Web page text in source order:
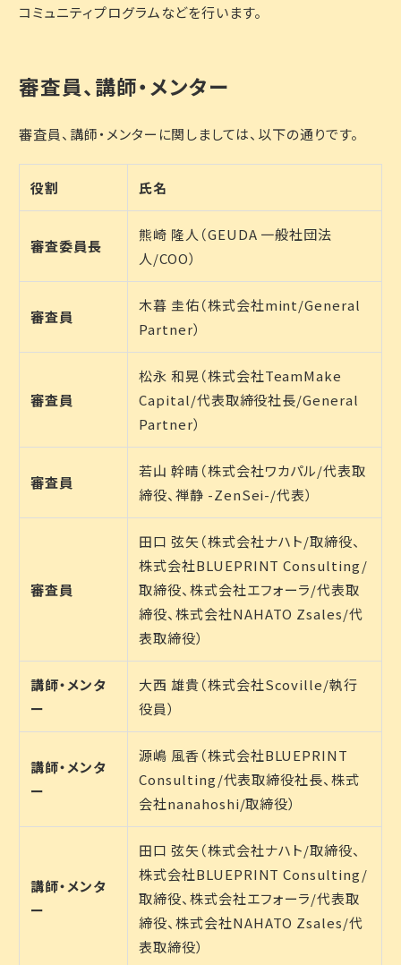
コミュニティプログラムなどを行います。
審査員、講師・メンター
審査員、講師・メンターに関しましては、以下の通りです。
役割 氏名
審査委員長
熊崎 隆人（GEUDA 一般社団法
人/COO）
審査員
木暮 圭佑（株式会社mint/General
Partner）
審査員
松永 和晃（株式会社TeamMake
Capital/代表取締役社長/General
Partner）
審査員
若山 幹晴（株式会社ワカパル/代表取
締役、禅静 -ZenSei-/代表）
審査員
田口 弦矢（株式会社ナハト/取締役、
株式会社BLUEPRINT Consulting/
取締役、株式会社エフォーラ/代表取
締役、株式会社NAHATO Zsales/代
表取締役）
講師・メンタ
ー
大西 雄貴（株式会社Scoville/執行
役員）
講師・メンタ
ー
源嶋 風香（株式会社BLUEPRINT
Consulting/代表取締役社長、株式
会社nanahoshi/取締役）
講師・メンタ
ー
田口 弦矢（株式会社ナハト/取締役、
株式会社BLUEPRINT Consulting/
取締役、株式会社エフォーラ/代表取
締役、株式会社NAHATO Zsales/代
表取締役）